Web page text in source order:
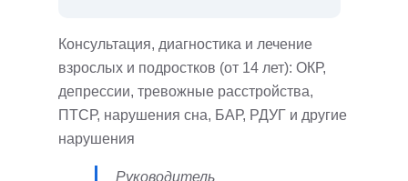
Консультация, диагностика и лечение
взрослых и подростков (от 14 лет): ОКР,
депрессии, тревожные расстройства,
ПТСР, нарушения сна, БАР, РДУГ и другие
нарушения
Руководитель